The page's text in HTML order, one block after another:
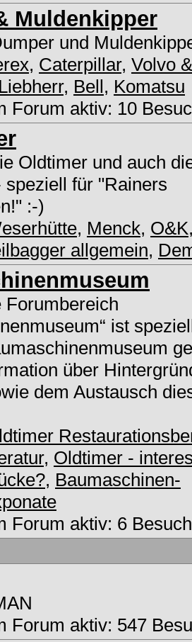
Muldenkipper
und
, Caterpillar, Volvo
Liebherr, Bell, Komatsu
Forum aktiv: 10
Oldtimer und auch
speziell für "Rainers
:-)
, Menck, O&K
allgemein,
Forumbereich
ist
über
dem Austausch
, Oldtimer -
, Baumaschinen-
Forum aktiv: 6
Forum aktiv: 547